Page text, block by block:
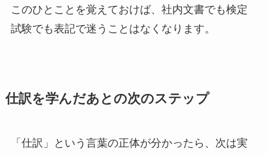
このひとことを覚えておけば、社内文書でも検定
試験でも表記で迷うことはなくなります。
仕訳を学んだあとの次のステップ
「仕訳」という言葉の正体が分かったら、次は実